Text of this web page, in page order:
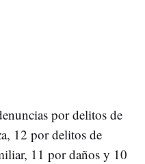
por delitos de
12 por delitos de
11 por daños y 10